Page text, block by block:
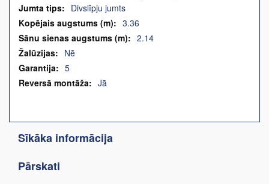
Divslīpju jumts
3.36
2.14
Nē
5
Jā
Sīkāka informācija
Pārskati